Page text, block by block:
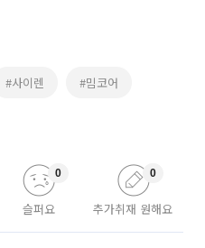
#사이렌 #밈코어
슬퍼요
0
추가취재 원해요
0